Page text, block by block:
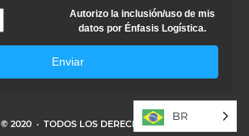
Autorizo la inclusión/uso de mis
datos por Énfasis Logística.
Enviar
© 2020 · TODOS LOS DERECHOS RESERVADOS
BR